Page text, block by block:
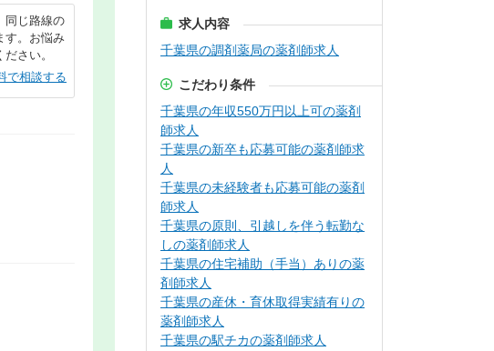
同じ路線の
す。お悩み
さい。
で相談する
求人内容
千葉県の調剤薬局の薬剤師求人
こだわり条件
千葉県の年収550万円以上可の薬剤
師求人
千葉県の新卒も応募可能の薬剤師求
人
千葉県の未経験者も応募可能の薬剤
師求人
千葉県の原則、引越しを伴う転勤な
しの薬剤師求人
千葉県の住宅補助（手当）ありの薬
剤師求人
千葉県の産休・育休取得実績有りの
薬剤師求人
千葉県の駅チカの薬剤師求人